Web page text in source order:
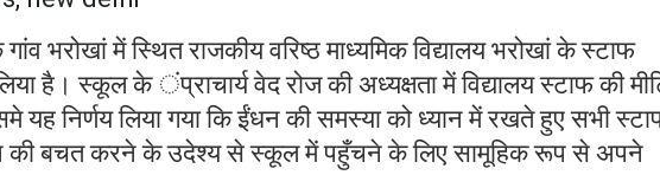
भरोखां में स्थित राजकीय वरिष्ठ माध्यमिक विद्यालय भरोखां के स्टाफ
है। स्कूल के ंप्राचार्य वेद रोज की अध्यक्षता में विद्यालय स्टाफ की
यह निर्णय लिया गया कि ईंधन की समस्या को ध्यान में रखते हुए सभी
की बचत करने के उदेश्य से स्कूल में पहुँचने के लिए सामूहिक रूप से अपने